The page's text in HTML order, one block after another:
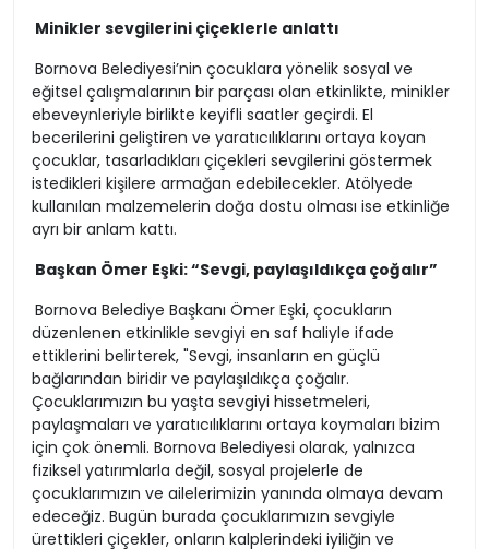
Minikler sevgilerini çiçeklerle anlattı
Bornova Belediyesi’nin çocuklara yönelik sosyal ve
eğitsel çalışmalarının bir parçası olan etkinlikte, minikler
ebeveynleriyle birlikte keyifli saatler geçirdi. El
becerilerini geliştiren ve yaratıcılıklarını ortaya koyan
çocuklar, tasarladıkları çiçekleri sevgilerini göstermek
istedikleri kişilere armağan edebilecekler. Atölyede
kullanılan malzemelerin doğa dostu olması ise etkinliğe
ayrı bir anlam kattı.
Başkan Ömer Eşki: “Sevgi, paylaşıldıkça çoğalır”
Bornova Belediye Başkanı Ömer Eşki, çocukların
düzenlenen etkinlikle sevgiyi en saf haliyle ifade
ettiklerini belirterek, "Sevgi, insanların en güçlü
bağlarından biridir ve paylaşıldıkça çoğalır.
Çocuklarımızın bu yaşta sevgiyi hissetmeleri,
paylaşmaları ve yaratıcılıklarını ortaya koymaları bizim
için çok önemli. Bornova Belediyesi olarak, yalnızca
fiziksel yatırımlarla değil, sosyal projelerle de
çocuklarımızın ve ailelerimizin yanında olmaya devam
edeceğiz. Bugün burada çocuklarımızın sevgiyle
ürettikleri çiçekler, onların kalplerindeki iyiliğin ve